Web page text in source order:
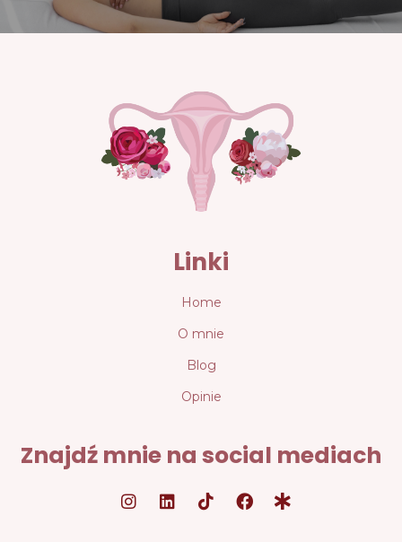
Linki
Home
O mnie
Blog
Opinie
Znajdź mnie na social mediach